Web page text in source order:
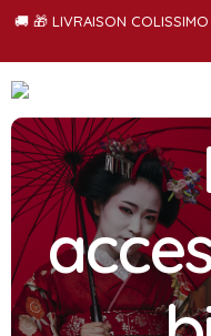
🚚 🎁 LIVRAISON